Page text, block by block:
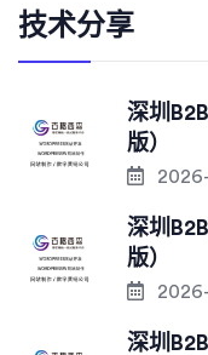
技术分享
深圳
版）
深圳
版）
深圳